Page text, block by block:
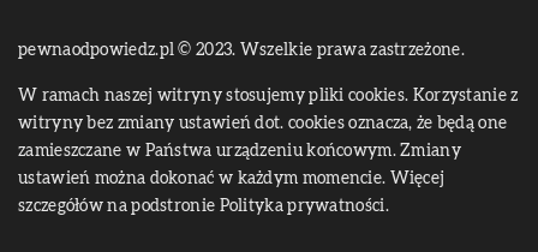
pewnaodpowiedz.pl © 2023. Wszelkie prawa zastrzeżone.
W ramach naszej witryny stosujemy pliki cookies. Korzystanie z
witryny bez zmiany ustawień dot. cookies oznacza, że będą one
zamieszczane w Państwa urządzeniu końcowym. Zmiany
ustawień można dokonać w każdym momencie. Więcej
szczegółów na podstronie Polityka prywatności.